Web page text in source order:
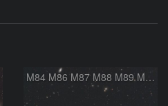
M84 M86 M87 M88 M89 M90 M91 マルカリアンの銀河鎖 おとめ座 かみのけ座